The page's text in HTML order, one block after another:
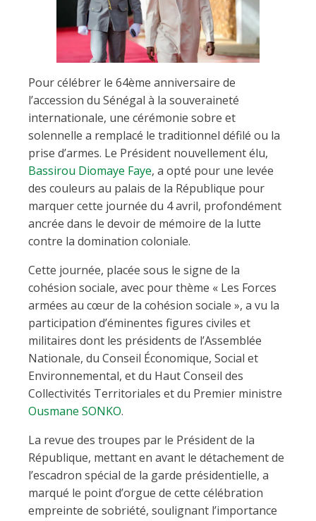
Pour célébrer le 64ème anniversaire de
l’accession du Sénégal à la souveraineté
internationale, une cérémonie sobre et
solennelle a remplacé le traditionnel défilé ou la
prise d’armes. Le Président nouvellement élu,
Bassirou Diomaye Faye, a opté pour une levée
des couleurs au palais de la République pour
marquer cette journée du 4 avril, profondément
ancrée dans le devoir de mémoire de la lutte
contre la domination coloniale.
Cette journée, placée sous le signe de la
cohésion sociale, avec pour thème « Les Forces
armées au cœur de la cohésion sociale », a vu la
participation d’éminentes figures civiles et
militaires dont les présidents de l’Assemblée
Nationale, du Conseil Économique, Social et
Environnemental, et du Haut Conseil des
Collectivités Territoriales et du Premier ministre
Ousmane SONKO.
La revue des troupes par le Président de la
République, mettant en avant le détachement de
l’escadron spécial de la garde présidentielle, a
marqué le point d’orgue de cette célébration
empreinte de sobriété, soulignant l’importance